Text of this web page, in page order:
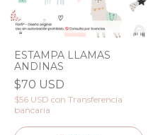
ESTAMPA LLAMAS
ANDINAS
$70 USD
$56 USD con Transferencia
bancaria